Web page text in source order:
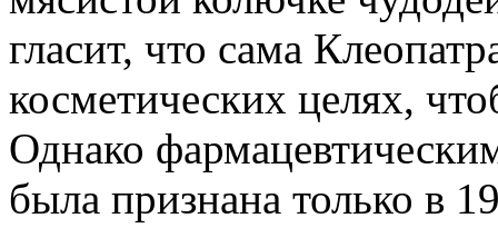
гласит, что сама
косметических целях,
Однако
была признана только в